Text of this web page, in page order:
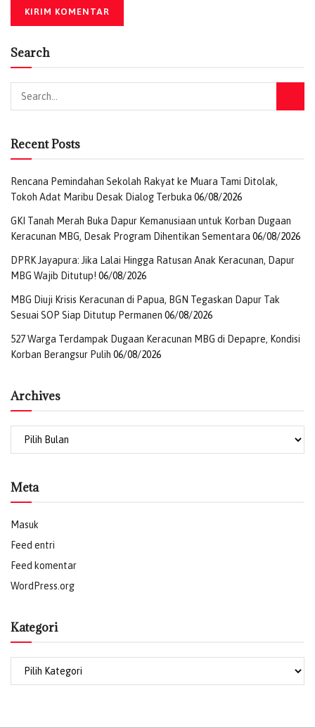
Search
Recent Posts
Rencana Pemindahan Sekolah Rakyat ke Muara Tami Ditolak,
Tokoh Adat Maribu Desak Dialog Terbuka 06/08/2026
GKI Tanah Merah Buka Dapur Kemanusiaan untuk Korban Dugaan
Keracunan MBG, Desak Program Dihentikan Sementara 06/08/2026
DPRK Jayapura: Jika Lalai Hingga Ratusan Anak Keracunan, Dapur
MBG Wajib Ditutup! 06/08/2026
MBG Diuji Krisis Keracunan di Papua, BGN Tegaskan Dapur Tak
Sesuai SOP Siap Ditutup Permanen 06/08/2026
527 Warga Terdampak Dugaan Keracunan MBG di Depapre, Kondisi
Korban Berangsur Pulih 06/08/2026
Archives
Archives
Meta
Masuk
Feed entri
Feed komentar
WordPress.org
Kategori
Kategori